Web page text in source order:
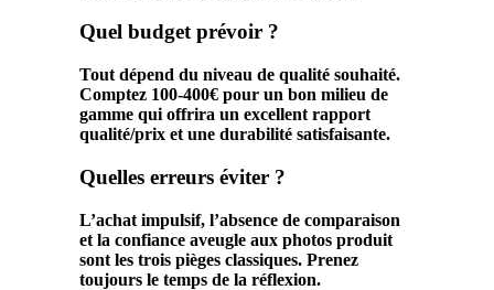
Quel budget prévoir ?
Tout dépend du niveau de qualité souhaité.
Comptez 100-400€ pour un bon milieu de
gamme qui offrira un excellent rapport
qualité/prix et une durabilité satisfaisante.
Quelles erreurs éviter ?
L’achat impulsif, l’absence de comparaison
et la confiance aveugle aux photos produit
sont les trois pièges classiques. Prenez
toujours le temps de la réflexion.